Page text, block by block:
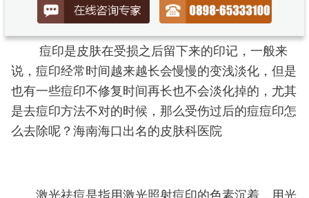
痘印是皮肤在受损之后留下来的印记，一般来
说，痘印经常时间越来越长会慢慢的变浅淡化，但是
也有一些痘印不修复时间再长也不会淡化掉的，尤其
是去痘印方法不对的时候，那么受伤过后的痘痘印怎
么去除呢？海南海口出名的皮肤科医院